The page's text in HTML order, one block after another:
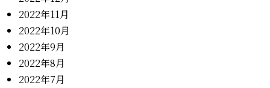
2022年11月
2022年10月
2022年9月
2022年8月
2022年7月